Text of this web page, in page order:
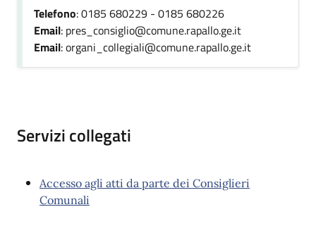
Telefono: 0185 680229 - 0185 680226
Email: pres_consiglio@comune.rapallo.ge.it
Email: organi_collegiali@comune.rapallo.ge.it
Servizi collegati
Accesso agli atti da parte dei Consiglieri
Comunali